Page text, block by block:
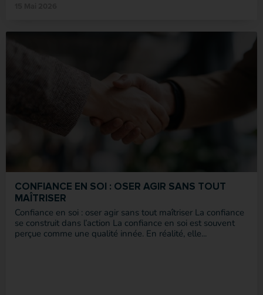
CONFIANCE EN SOI : OSER AGIR SANS TOUT
MAÎTRISER
Confiance en soi : oser agir sans tout maîtriser La confiance
se construit dans l’action La confiance en soi est souvent
perçue comme une qualité innée. En réalité, elle...